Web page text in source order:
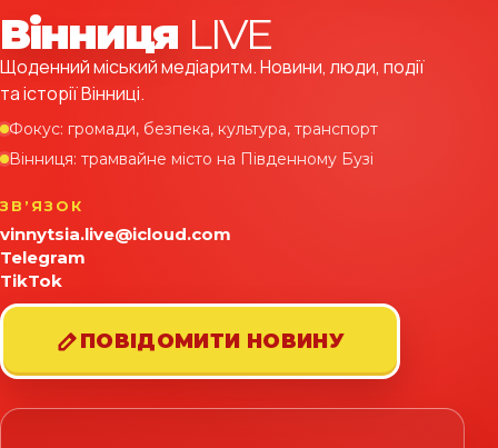
Вінниця LIVE
Щоденний міський медіаритм. Новини, люди, події
та історії Вінниці.
Фокус: громади, безпека, культура, транспорт
Вінниця: трамвайне місто на Південному Бузі
ЗВʼЯЗОК
vinnytsia.live@icloud.com
Telegram
TikTok
ПОВІДОМИТИ НОВИНУ